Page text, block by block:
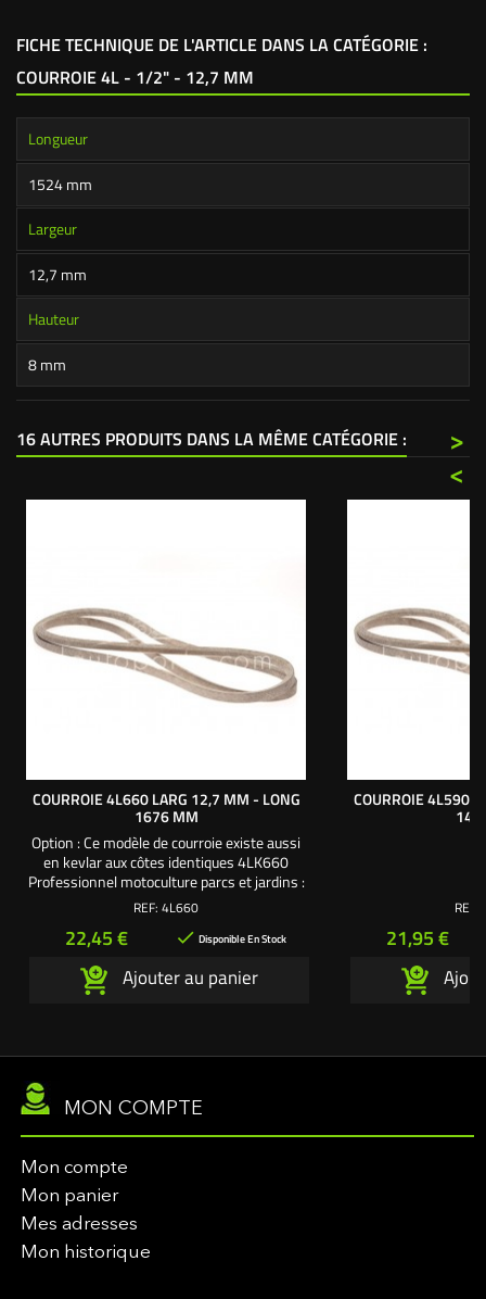
FICHE TECHNIQUE DE L'ARTICLE DANS LA CATÉGORIE :
COURROIE 4L - 1/2" - 12,7 MM
Longueur
1524 mm
Largeur
12,7 mm
Hauteur
8 mm
16 AUTRES PRODUITS DANS LA MÊME CATÉGORIE :
>
<
COURROIE 4L660 LARG 12,7 MM - LONG
1676 MM
Option : Ce modèle de courroie existe aussi
en kevlar aux côtes identiques 4LK660
Professionnel motoculture parcs et jardins :
Pour un usage intensif, optez pour une
courroie de qualité supérieure, renforcée et
tressée en kevlar. Nos courroies de
nombreux Teams et pilotes sur les courses
REF: 4L660
Prix
22,45 €  Disponible En Stock
Ajouter au panier
COURROIE 4L590
REF:
Prix
21,95 €
MON COMPTE
Mon compte
Mon panier
Mes adresses
Mon historique